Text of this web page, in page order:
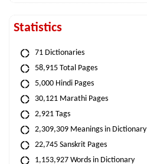
Statistics
71 Dictionaries
58,915 Total Pages
5,000 Hindi Pages
30,121 Marathi Pages
2,921 Tags
2,309,309 Meanings in Dictionary
22,745 Sanskrit Pages
1,153,927 Words in Dictionary